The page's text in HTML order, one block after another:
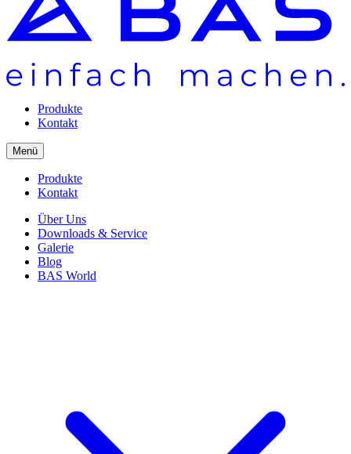
Produkte
Kontakt
Menü
Produkte
Kontakt
Über Uns
Downloads & Service
Galerie
Blog
BAS World